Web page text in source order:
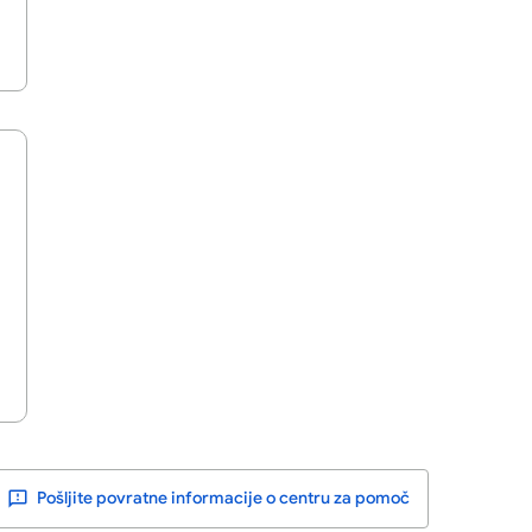
Pošljite povratne informacije o centru za pomoč